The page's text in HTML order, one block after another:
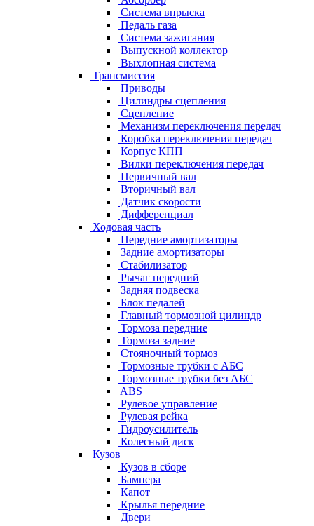
Система впрыска
Педаль газа
Система зажигания
Выпускной коллектор
Выхлопная система
Трансмиссия
Приводы
Цилиндры сцепления
Сцепление
Механизм переключения передач
Коробка переключения передач
Корпус КПП
Вилки переключения передач
Первичный вал
Вторичный вал
Датчик скорости
Дифференциал
Ходовая часть
Передние амортизаторы
Задние амортизаторы
Стабилизатор
Рычаг передний
Задняя подвеска
Блок педалей
Главный тормозной цилиндр
Тормоза передние
Тормоза задние
Стояночный тормоз
Тормозные трубки с АБС
Тормозные трубки без АБС
ABS
Рулевое управление
Рулевая рейка
Гидроусилитель
Колесный диск
Кузов
Кузов в сборе
Бампера
Капот
Крылья передние
Двери